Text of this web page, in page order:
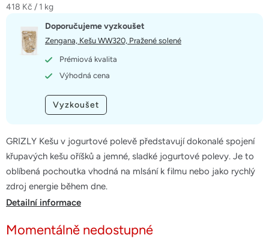
0,0
hvězdiček.
Měrná
418 Kč / 1 kg
Momentálně nedostupné
GRIZLY Kešu v jogurtové polevě představují dokonalé spojení
křupavých kešu oříšků a jemné, sladké jogurtové polevy. Je to
oblíbená pochoutka vhodná na mlsání k filmu nebo jako rychlý
zdroj energie během dne.
Doporučujeme vyzkoušet
Zengana, Kešu WW320, Pražené solené
Prémiová kvalita
Výhodná cena
Vyzkoušet
Detailní informace